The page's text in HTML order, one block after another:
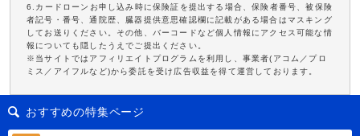
6.カードローンお申し込み時に保険証を提出する場合、保険者番号、被保険
者記号・番号、通院歴、臓器提供意思確認欄に記載がある場合はマスキング
してお送りください。その他、バーコードなど個人情報にアクセス可能な情
報についても隠したうえでご提出ください。
※当サイトではアフィリエイトプログラムを利用し、事業者(アコム／プロ
ミス／アイフルなど)から委託を受け広告収益を得て運営しております。
おすすめの特集ページ